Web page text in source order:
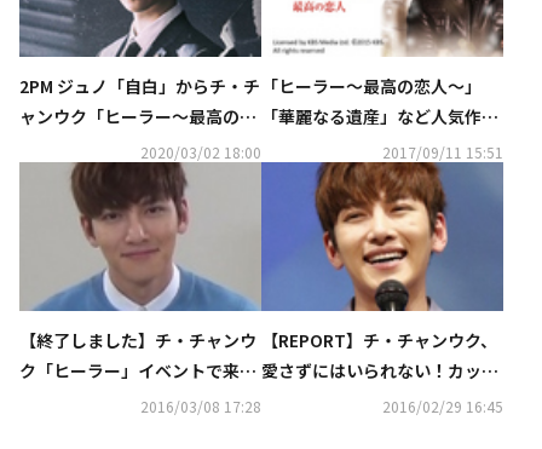
2PM ジュノ「自白」からチ・チ
ャンウク「ヒーラー～最高の恋
人～」まで…3月＆4月のホーム
ドラマチャンネルも韓国ドラマ
2020/03/02 18:00
「ヒーラー～最高の恋人～」
「華麗なる遺産」など人気作品
が1話から視聴可能！チ・チャ
ンウク入隊企画も…9月もAbe
maTVで続々無料放送
2017/09/11 15:51
【終了しました】チ・チャンウ
ク「ヒーラー」イベントで来
日！近況インタビュー公開＆直
2016/03/08 17:28
【REPORT】チ・チャンウク、
愛さずにはいられない！カッコ
いいのに自然体な28歳の素顔
2016/02/29 16:45